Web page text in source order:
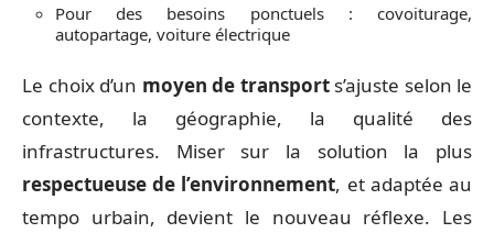
Pour des besoins ponctuels : covoiturage,
autopartage, voiture électrique
Le choix d’un moyen de transports’ajuste selon le
contexte, la géographie, la qualité des
infrastructures. Miser sur la solution la plus
respectueuse de l’environnement, et adaptée au
tempo urbain, devient le nouveau réflexe. Les